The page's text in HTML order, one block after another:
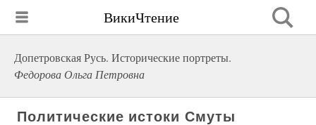
ВикиЧтение
Допетровская Русь. Исторические портреты.
Федорова Ольга Петровна
Политические истоки Смуты